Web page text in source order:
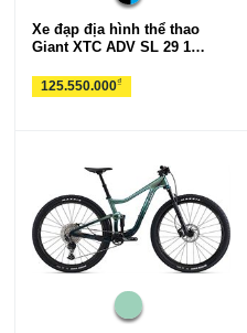
Xe đạp địa hình thể thao
Giant XTC ADV SL 29 1
125.550.000₫